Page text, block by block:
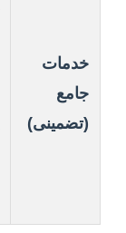
خدمات
جامع
(تضمینی)